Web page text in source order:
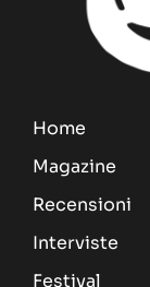
Home
Magazine
Recensioni
Interviste
Festival